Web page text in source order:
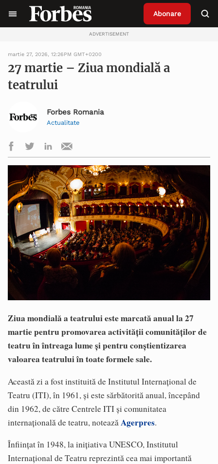
Abonare
ADVERTISEMENT
martie 27, 2026, 12:26PM GMT+0200
27 martie – Ziua mondială a
teatrului
Forbes Romania
Actualitate
Ziua mondială a teatrului este marcată anual la 27
martie pentru promovarea activității comunităților de
teatru în întreaga lume și pentru conștientizarea
valoarea teatrului în toate formele sale.
Această zi a fost instituită de Institutul Internațional de
Teatru (ITI), în 1961, și este sărbătorită anual, începând
din 1962, de către Centrele ITI și comunitatea
internațională de teatru, noteazăAgerpres.
Înființat în 1948, la inițiativa UNESCO, Institutul
Internațional de Teatru reprezintă cea mai importantă